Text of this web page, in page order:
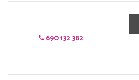
690 132 382